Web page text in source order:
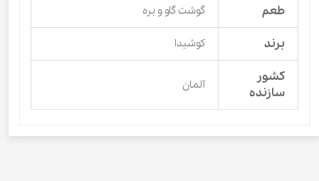
طعم گوشت گاو و بره
برند کوشیدا
کشور
سازنده
آلمان